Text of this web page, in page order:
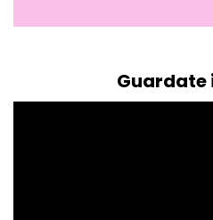
Guardate